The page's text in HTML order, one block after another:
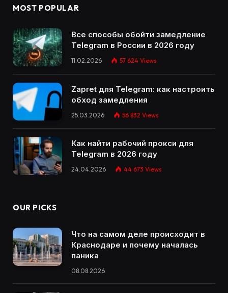
MOST POPULAR
Все способы обойти замедление
Telegram в России в 2026 году
11.02.2026 57 624 Views
Zapret для Telegram: как настроить
обход замедления
25.03.2026 56 832 Views
Как найти рабочий прокси для
Telegram в 2026 году
24.04.2026 44 673 Views
OUR PICKS
Что на самом деле происходит в
Краснодаре и почему началась
паника
08.08.2026